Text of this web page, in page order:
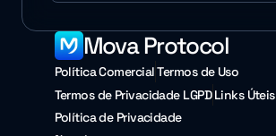
Mova Protocol
Política ComercialTermos de Uso
Termos de Privacidade LGPD Links Úteis
Política de Privacidade